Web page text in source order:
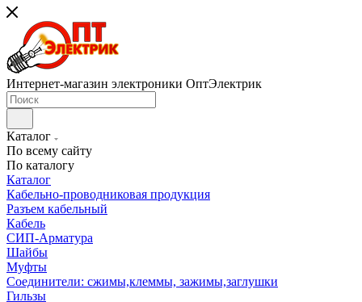
Интернет-магазин электроники ОптЭлектрик
Каталог
По всему сайту
По каталогу
Каталог
Кабельно-проводниковая продукция
Разъем кабельный
Кабель
СИП-Арматура
Шайбы
Муфты
Соединители: сжимы,клеммы, зажимы,заглушки
Гильзы